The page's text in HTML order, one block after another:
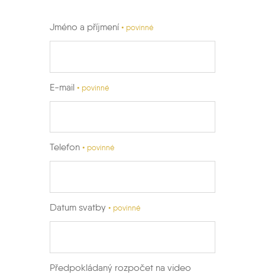
Jméno a příjmení • povinné
E-mail • povinné
Telefon • povinné
Datum svatby • povinné
Předpokládaný rozpočet na video